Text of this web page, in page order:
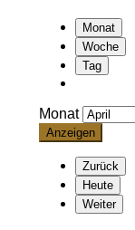
Monat
Woche
Tag
Monat
Zurück
Heute
Weiter